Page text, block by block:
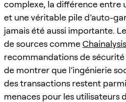
complexe, la différence entre
et une véritable pile d’auto-
jamais été aussi importante.
de sources commeChainalysis
recommandations de sécurité
de montrer que l’ingénierie
des transactions restent
menaces pour les utilisateurs